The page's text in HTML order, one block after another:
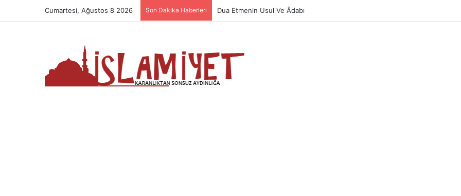
Cumartesi, Ağustos 8 2026 Son Dakika Haberleri Namazın Önemi Ve Fazileti